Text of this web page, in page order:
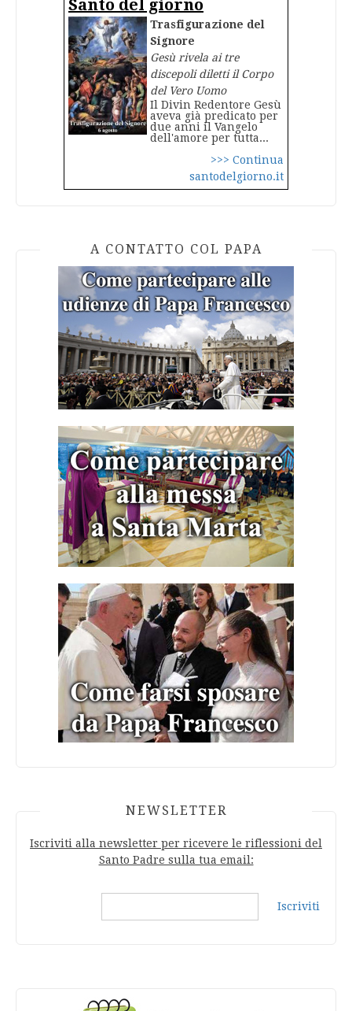
Santo del giorno
Trasfigurazione del
Signore
Gesù rivela ai tre
discepoli diletti il Corpo
del Vero Uomo
Il Divin Redentore Gesù
aveva già predicato per
due anni il Vangelo
dell'amore per tutta...
>>> Continua
santodelgiorno.it
A CONTATTO COL PAPA
NEWSLETTER
Iscriviti alla newsletter per ricevere le riflessioni del
Santo Padre sulla tua email:
Iscriviti